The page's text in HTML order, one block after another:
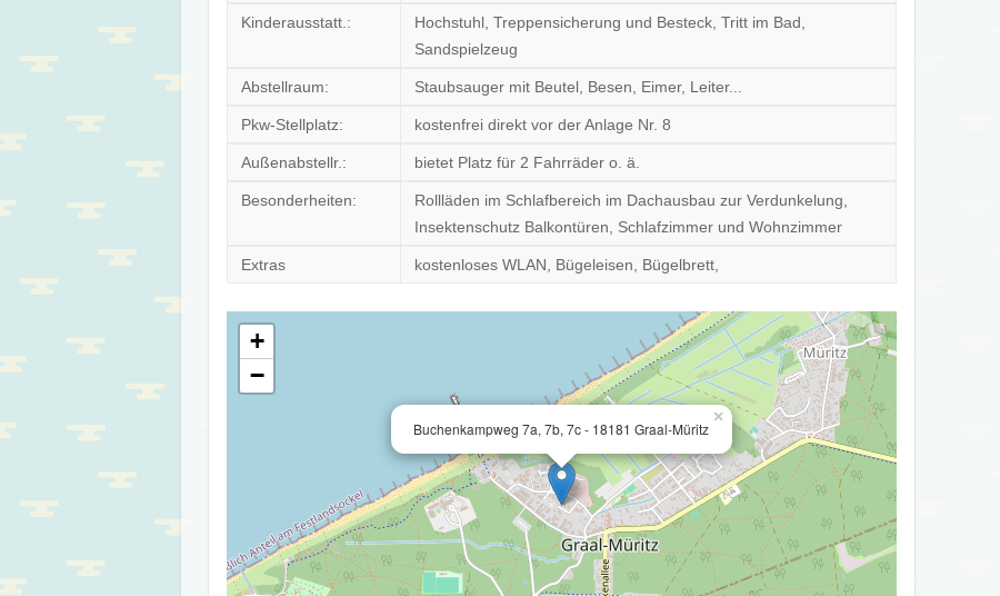
Kinderausstatt.:
Hochstuhl, Treppensicherung und Besteck, Tritt im Bad,
Sandspielzeug
Abstellraum: Staubsauger mit Beutel, Besen, Eimer, Leiter...
Pkw-Stellplatz: kostenfrei direkt vor der Anlage Nr. 8
Außenabstellr.: bietet Platz für 2 Fahrräder o. ä.
Besonderheiten:
Rollläden im Schlafbereich im Dachausbau zur Verdunkelung,
Insektenschutz Balkontüren, Schlafzimmer und Wohnzimmer
Extras kostenloses WLAN, Bügeleisen, Bügelbrett,
Buchenkampweg 7a, 7b, 7c - 18181 Graal-Müritz
×
+
−